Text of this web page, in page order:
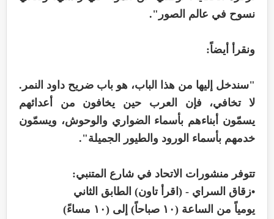
نسوح في عالم الصور".
ونقرأ أيضاً:
"سندخل إليها من هذا الباب، هو باب ضريح داود النمر.
لا تخافي، فإن العرب حين يخافون من أعدائهم
يسمّون أبناءهم بأسماء الضواري والوحوش، ويسمّون
خدمهم بأسماء الورود والطيور الجميلة".
تتوفر منشورات الاتحاد في شارع المتنبي:
•زقاق السراي - (اقرأ تاون) الطابق الثاني
يومياً من الساعة (١٠ صباحاً) إلى (١٠ مساءً)